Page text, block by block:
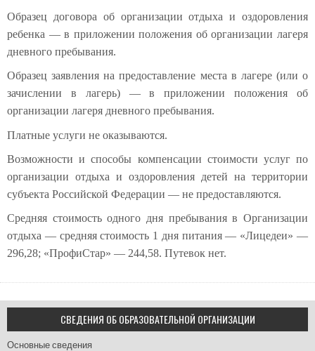
Образец договора об организации отдыха и оздоровления
ребенка — в приложении положения об организации лагеря
дневного пребывания.
Образец заявления на предоставление места в лагере (или о
зачислении в лагерь) — в приложении положения об
организации лагеря дневного пребывания.
Платные услуги не оказываются.
Возможности и способы компенсации стоимости услуг по
организации отдыха и оздоровления детей на территории
субъекта Российской Федерации — не предоставляются.
Средняя стоимость одного дня пребывания в Организации
отдыха — средняя стоимость 1 дня питания — «Лицедеи» —
296,28; «ПрофиСтар» — 244,58. Путевок нет.
СВЕДЕНИЯ ОБ ОБРАЗОВАТЕЛЬНОЙ ОРГАНИЗАЦИИ
Основные сведения